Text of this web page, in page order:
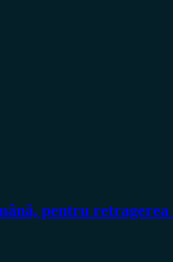
pentru